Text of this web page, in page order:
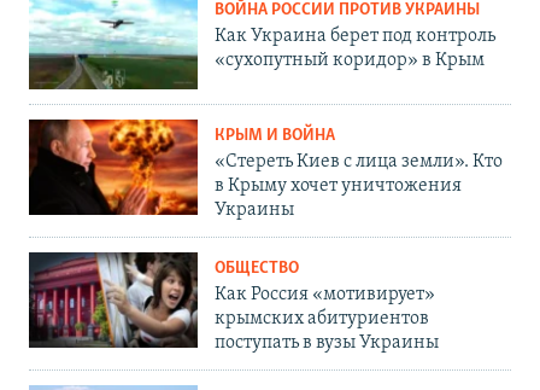
ВОЙНА РОССИИ ПРОТИВ УКРАИНЫ
Как Украина берет под контроль
«сухопутный коридор» в Крым
КРЫМ И ВОЙНА
«Стереть Киев с лица земли». Кто
в Крыму хочет уничтожения
Украины
ОБЩЕСТВО
Как Россия «мотивирует»
крымских абитуриентов
поступать в вузы Украины